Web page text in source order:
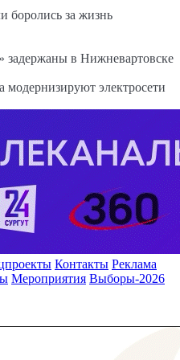
боролись за жизнь
задержаны в Нижневартовске
модернизируют электросети
Контакты Реклама
Мероприятия Выборы-2026